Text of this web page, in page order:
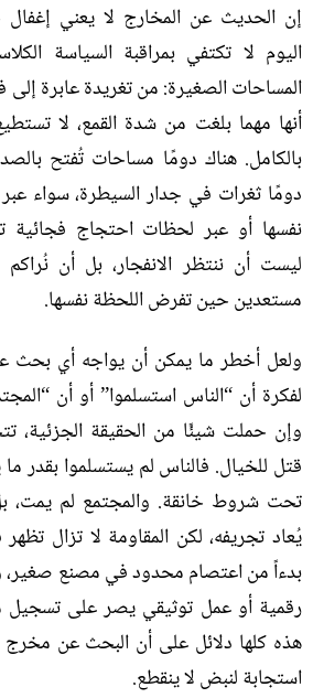
إن الحديث عن المخارج لا يعني إغفال
اليوم لا تكتفي بمراقبة السياسة
المساحات الصغيرة:من تغريدة عابرة
أنها مهما بلغت من شدة القمع، لا
بالكامل. هناك دومًا مساحات تُفتح
دومًا ثغرات في جدار السيطرة، سواء
نفسها أو عبر لحظات احتجاج
ليست أن ننتظر الانفجار، بل أن
مستعدين حين تفرض اللحظة نفسها.
ولعل أخطر ما يمكن أن يواجه أي بحث
لفكرة أن “الناس استسلموا” أو أن
وإن حملت شيئًا من الحقيقة الجزئية،
قتل للخيال. فالناس لم يستسلموا بقدر
تحت شروط خانقة. والمجتمع لم يمت،
يُعاد تجريفه، لكن المقاومة لا تزال
بدءاً من اعتصام محدود في مصنع صغير،
رقمية أو عمل توثيقي يصر على تسجيل
هذه كلها دلائل على أن البحث عن مخرج
استجابة لنبض لا ينقطع.